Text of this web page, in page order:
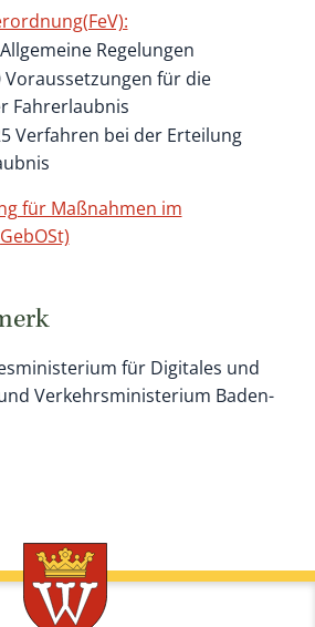
Allgemeine Regelungen
Voraussetzungen für die
Fahrerlaubnis
Verfahren bei der Erteilung
für Maßnahmen im
für Digitales und
Verkehrsministerium Baden-